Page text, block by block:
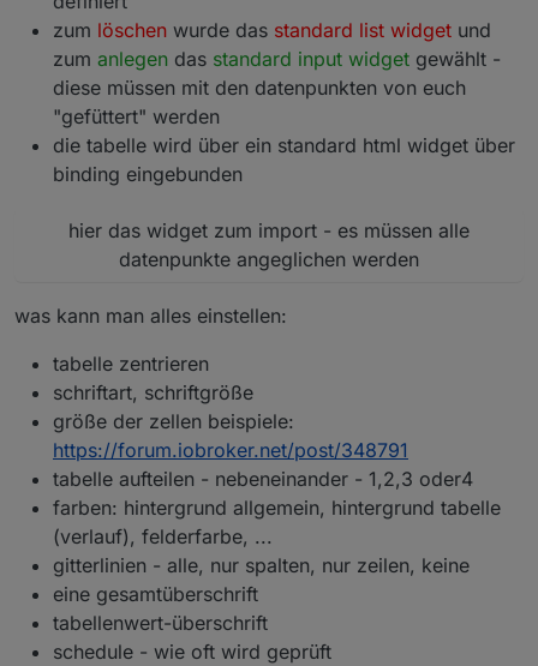
zum löschen wurde das standard list widget und
zum anlegen das standard input widget gewählt -
diese müssen mit den datenpunkten von euch
"gefüttert" werden
die tabelle wird über ein standard html widget über
binding eingebunden
hier das widget zum import - es müssen alle
datenpunkte angeglichen werden
was kann man alles einstellen:
tabelle zentrieren
schriftart, schriftgröße
größe der zellen beispiele:
https://forum.iobroker.net/post/348791
tabelle aufteilen - nebeneinander - 1,2,3 oder4
farben: hintergrund allgemein, hintergrund tabelle
(verlauf), felderfarbe, ...
gitterlinien - alle, nur spalten, nur zeilen, keine
eine gesamtüberschrift
tabellenwert-überschrift
schedule - wie oft wird geprüft